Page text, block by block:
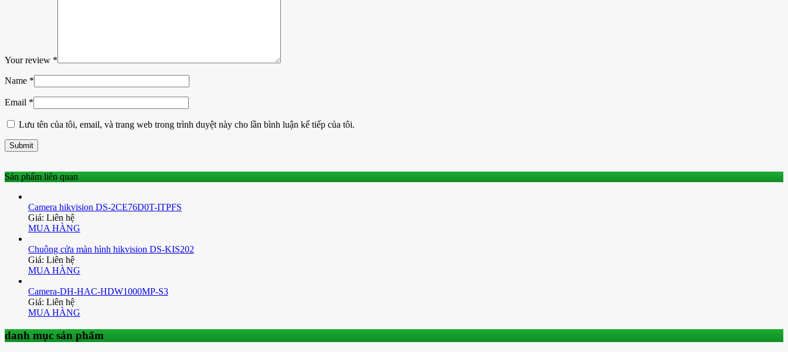
Your review *
Name *
Email *
Lưu tên của tôi, email, và trang web trong trình duyệt này cho lần bình luận kế tiếp của tôi.
Sản phẩm liên quan
Camera hikvision DS-2CE76D0T-ITPFS
Giá: Liên hệ
MUA HÀNG
Chuông cửa màn hình hikvision DS-KIS202
Giá: Liên hệ
MUA HÀNG
Camera-DH-HAC-HDW1000MP-S3
Giá: Liên hệ
MUA HÀNG
danh mục sản phẩm